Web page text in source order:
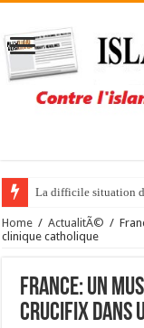
La difficile situation
Home / ActualitÃ© /
clinique catholique
France: un
crucifix dans